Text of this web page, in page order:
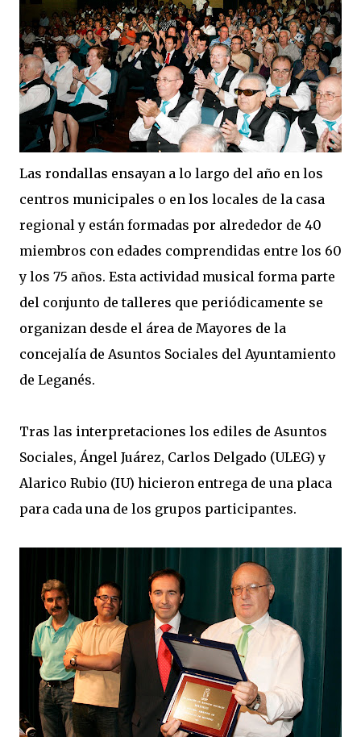
Las rondallas ensayan a lo largo del año en los
centros municipales o en los locales de la casa
regional y están formadas por alrededor de 40
miembros con edades comprendidas entre los 60
y los 75 años. Esta actividad musical forma parte
del conjunto de talleres que periódicamente se
organizan desde el área de Mayores de la
concejalía de Asuntos Sociales del Ayuntamiento
de Leganés.
Tras las interpretaciones los ediles de Asuntos
Sociales, Ángel Juárez, Carlos Delgado (ULEG) y
Alarico Rubio (IU) hicieron entrega de una placa
para cada una de los grupos participantes.